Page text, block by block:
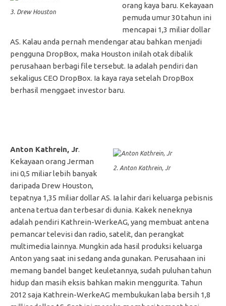
3. Drew Houston
orang kaya baru. Kekayaan
pemuda umur 30 tahun ini
mencapai 1,3 miliar dollar
AS. Kalau anda pernah mendengar atau bahkan menjadi
pengguna DropBox, maka Houston inilah otak dibalik
perusahaan berbagi file tersebut. Ia adalah pendiri dan
sekaligus CEO DropBox. Ia kaya raya setelah DropBox
berhasil menggaet investor baru.
2. Anton Kathrein, Jr
Anton Kathrein, Jr.
Kekayaan orang Jerman
ini 0,5 miliar lebih banyak
daripada Drew Houston,
tepatnya 1,35 miliar dollar AS. Ia lahir dari keluarga pebisnis
antena tertua dan terbesar di dunia. Kakek neneknya
adalah pendiri Kathrein-WerkeAG, yang membuat antena
pemancar televisi dan radio, satelit, dan perangkat
multimedia lainnya. Mungkin ada hasil produksi keluarga
Anton yang saat ini sedang anda gunakan. Perusahaan ini
memang bandel banget keuletannya, sudah puluhan tahun
hidup dan masih eksis bahkan makin menggurita. Tahun
2012 saja Kathrein-WerkeAG membukukan laba bersih 1,8